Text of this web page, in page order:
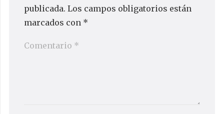
publicada. Los campos obligatorios están
marcados con *